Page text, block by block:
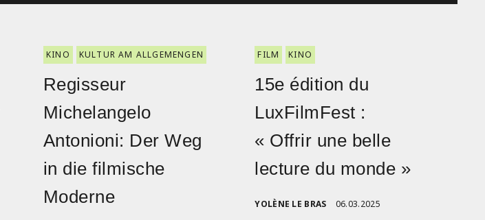
KINO KULTUR AM ALLGEMENGEN
Regisseur
Michelangelo
Antonioni: Der Weg
in die filmische
Moderne
FILM KINO
15e édition du
LuxFilmFest :
« Offrir une belle
lecture du monde »
YOLÈNE LE BRAS 06.03.2025